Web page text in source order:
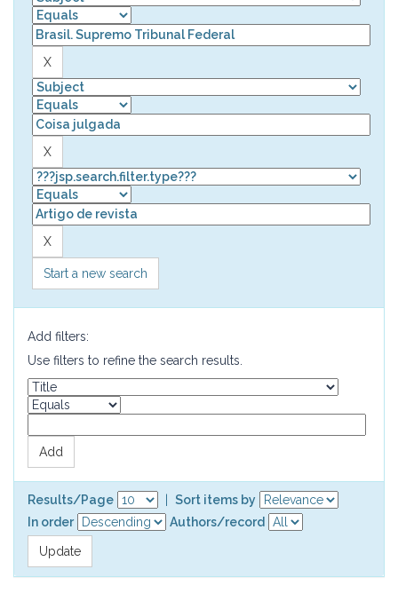
Start a new search
Add filters:
Use filters to refine the search results.
Results/Page
Sort items by
In order
Authors/record